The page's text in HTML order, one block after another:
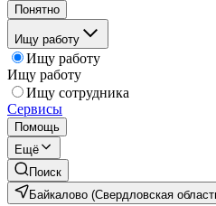
Понятно
Ищу работу
Ищу работу
Ищу работу
Ищу сотрудника
Сервисы
Помощь
Ещё
Поиск
Байкалово (Свердловская